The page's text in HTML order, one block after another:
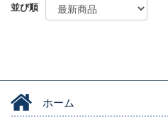
並び順
ホーム